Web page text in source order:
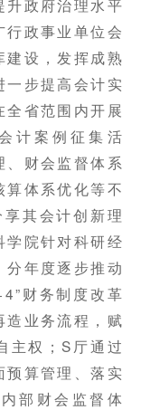
升政府治理水平
政事业单位会
建设，发挥成熟
步提高会计实
省范围内开展
计案例征集活
财会监督体系
体系优化等不
其会计创新理
学院针对科研经
分年度逐步推动
财务制度改革
造业务流程，赋
主权；S厅通过
预算管理、落实
部财会监督体